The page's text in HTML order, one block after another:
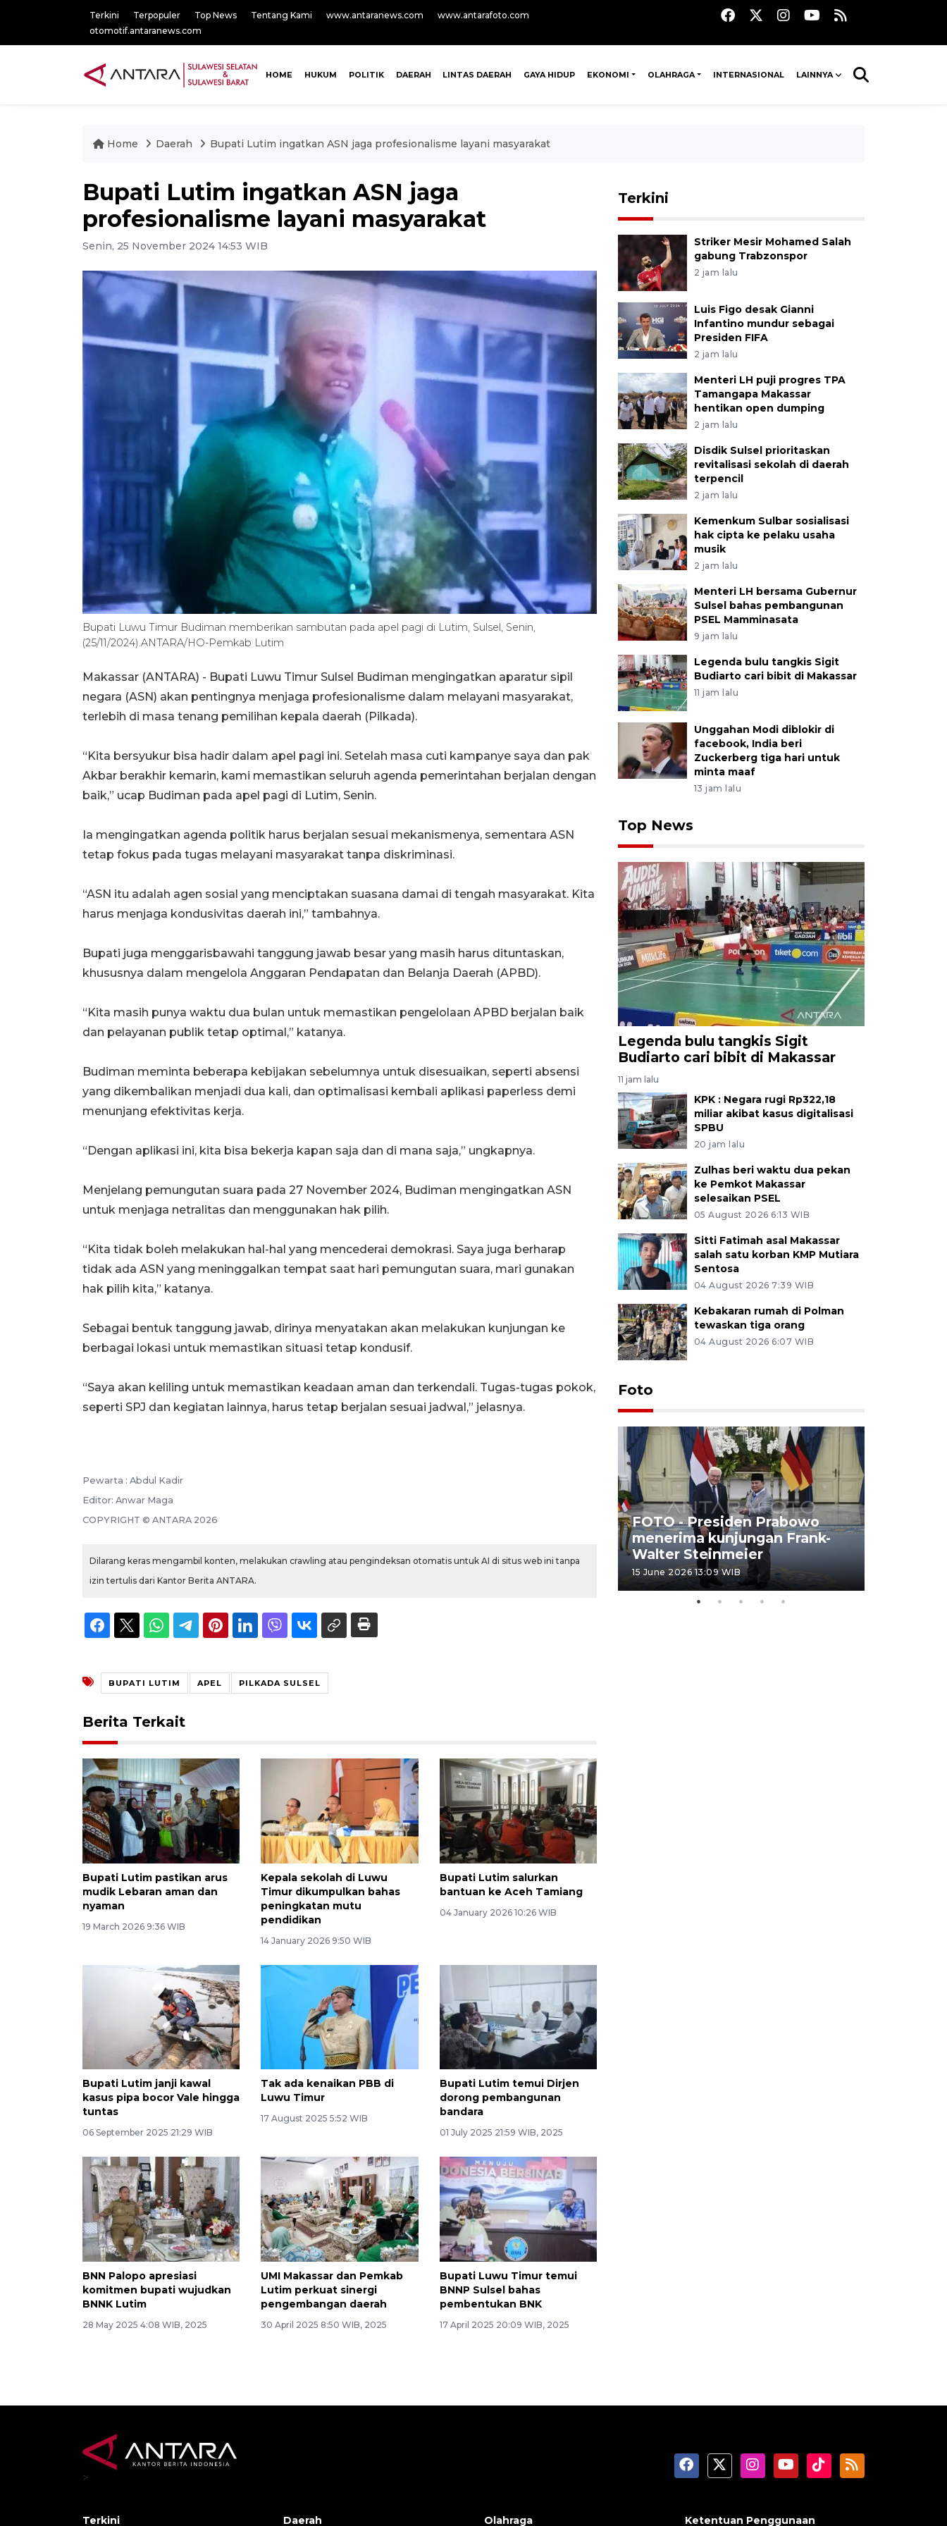
Terkini Terpopuler Top News Tentang Kami www.antaranews.com
www.antarafoto.com
otomotif.antaranews.com
HOME HUKUM POLITIK DAERAH LINTAS DAERAH GAYA HIDUP EKONOMI OLAHRAGA INTERNASIONAL LAINNYA
Home Daerah Bupati Lutim ingatkan ASN jaga profesionalisme layani masyarakat
Bupati Lutim ingatkan ASN jaga
profesionalisme layani masyarakat
Senin, 25 November 2024 14:53 WIB
Bupati Luwu Timur Budiman memberikan sambutan pada apel pagi di Lutim, Sulsel, Senin,
(25/11/2024).ANTARA/HO-Pemkab Lutim
Makassar (ANTARA) - Bupati Luwu Timur Sulsel Budiman mengingatkan aparatur sipil
negara (ASN) akan pentingnya menjaga profesionalisme dalam melayani masyarakat,
terlebih di masa tenang pemilihan kepala daerah (Pilkada).
“Kita bersyukur bisa hadir dalam apel pagi ini. Setelah masa cuti kampanye saya dan pak
Akbar berakhir kemarin, kami memastikan seluruh agenda pemerintahan berjalan dengan
baik,” ucap Budiman pada apel pagi di Lutim, Senin.
Ia mengingatkan agenda politik harus berjalan sesuai mekanismenya, sementara ASN
tetap fokus pada tugas melayani masyarakat tanpa diskriminasi.
“ASN itu adalah agen sosial yang menciptakan suasana damai di tengah masyarakat. Kita
harus menjaga kondusivitas daerah ini,” tambahnya.
Bupati juga menggarisbawahi tanggung jawab besar yang masih harus dituntaskan,
khususnya dalam mengelola Anggaran Pendapatan dan Belanja Daerah (APBD).
“Kita masih punya waktu dua bulan untuk memastikan pengelolaan APBD berjalan baik
dan pelayanan publik tetap optimal,” katanya.
Budiman meminta beberapa kebijakan sebelumnya untuk disesuaikan, seperti absensi
yang dikembalikan menjadi dua kali, dan optimalisasi kembali aplikasi paperless demi
menunjang efektivitas kerja.
“Dengan aplikasi ini, kita bisa bekerja kapan saja dan di mana saja,” ungkapnya.
Menjelang pemungutan suara pada 27 November 2024, Budiman mengingatkan ASN
untuk menjaga netralitas dan menggunakan hak pilih.
“Kita tidak boleh melakukan hal-hal yang mencederai demokrasi. Saya juga berharap
tidak ada ASN yang meninggalkan tempat saat hari pemungutan suara, mari gunakan
hak pilih kita,” katanya.
Sebagai bentuk tanggung jawab, dirinya menyatakan akan melakukan kunjungan ke
berbagai lokasi untuk memastikan situasi tetap kondusif.
“Saya akan keliling untuk memastikan keadaan aman dan terkendali. Tugas-tugas pokok,
seperti SPJ dan kegiatan lainnya, harus tetap berjalan sesuai jadwal,” jelasnya.
Pewarta : Abdul Kadir
Editor: Anwar Maga
COPYRIGHT © ANTARA 2026
Dilarang keras mengambil konten, melakukan crawling atau pengindeksan otomatis untuk AI di situs web ini tanpa
izin tertulis dari Kantor Berita ANTARA.
BUPATI LUTIM APEL PILKADA SULSEL
Berita Terkait
Bupati Lutim pastikan arus
mudik Lebaran aman dan
nyaman
19 March 2026 9:36 WIB
Kepala sekolah di Luwu
Timur dikumpulkan bahas
peningkatan mutu
pendidikan
14 January 2026 9:50 WIB
Bupati Lutim salurkan
bantuan ke Aceh Tamiang
04 January 2026 10:26 WIB
Bupati Lutim janji kawal
kasus pipa bocor Vale hingga
tuntas
06 September 2025 21:29 WIB
Tak ada kenaikan PBB di
Luwu Timur
17 August 2025 5:52 WIB
Bupati Lutim temui Dirjen
dorong pembangunan
bandara
01 July 2025 21:59 WIB, 2025
BNN Palopo apresiasi
komitmen bupati wujudkan
BNNK Lutim
28 May 2025 4:08 WIB, 2025
UMI Makassar dan Pemkab
Lutim perkuat sinergi
pengembangan daerah
30 April 2025 8:50 WIB, 2025
Bupati Luwu Timur temui
BNNP Sulsel bahas
pembentukan BNK
17 April 2025 20:09 WIB, 2025
Terkini
Striker Mesir Mohamed Salah
gabung Trabzonspor
2 jam lalu
Luis Figo desak Gianni
Infantino mundur sebagai
Presiden FIFA
2 jam lalu
Menteri LH puji progres TPA
Tamangapa Makassar
hentikan open dumping
2 jam lalu
Disdik Sulsel prioritaskan
revitalisasi sekolah di daerah
terpencil
2 jam lalu
Kemenkum Sulbar sosialisasi
hak cipta ke pelaku usaha
musik
2 jam lalu
Menteri LH bersama Gubernur
Sulsel bahas pembangunan
PSEL Mamminasata
9 jam lalu
Legenda bulu tangkis Sigit
Budiarto cari bibit di Makassar
11 jam lalu
Unggahan Modi diblokir di
facebook, India beri
Zuckerberg tiga hari untuk
minta maaf
13 jam lalu
Top News
Legenda bulu tangkis Sigit
Budiarto cari bibit di Makassar
11 jam lalu
KPK : Negara rugi Rp322,18
miliar akibat kasus digitalisasi
SPBU
20 jam lalu
Zulhas beri waktu dua pekan
ke Pemkot Makassar
selesaikan PSEL
05 August 2026 6:13 WIB
Sitti Fatimah asal Makassar
salah satu korban KMP Mutiara
Sentosa
04 August 2026 7:39 WIB
Kebakaran rumah di Polman
tewaskan tiga orang
04 August 2026 6:07 WIB
Foto
Yogyakarta
FOTO - Presiden Prabowo
menerima kunjungan Frank-
Walter Steinmeier
15 June 2026 13:09 WIB
>
Terkini Daerah Olahraga Ketentuan Penggunaan